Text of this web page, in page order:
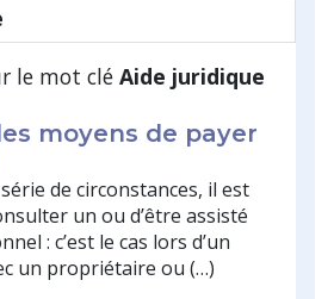
le mot clé Aide juridique
moyens de payer
de circonstances, il est
un ou d’être assisté
: c’est le cas lors d’un
un propriétaire ou (…)